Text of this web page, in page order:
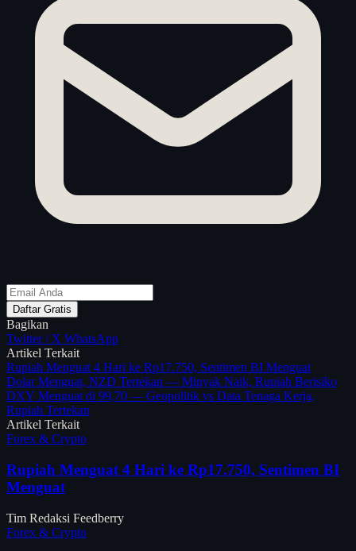
Daftar Gratis
Bagikan
Twitter / X WhatsApp
Artikel Terkait
Rupiah Menguat 4 Hari ke Rp17.750, Sentimen BI Menguat
Dolar Menguat, NZD Tertekan — Minyak Naik, Rupiah Berisiko
DXY Menguat di 99,70 — Geopolitik vs Data Tenaga Kerja,
Rupiah Tertekan
Artikel Terkait
Forex & Crypto
Rupiah Menguat 4 Hari ke Rp17.750, Sentimen BI
Menguat
Tim Redaksi Feedberry
Forex & Crypto